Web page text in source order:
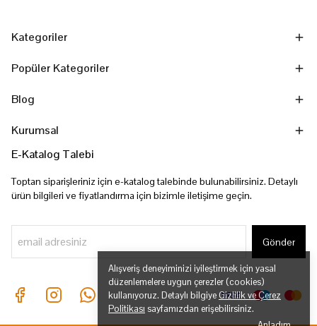
Alışveriş deneyiminizi iyileştirmek için yasal
düzenlemelere uygun çerezler (cookies)
kullanıyoruz. Detaylı bilgiye Gizlilik ve Çerez
Politikası sayfamızdan erişebilirsiniz.
Kategoriler
Popüler Kategoriler
Blog
Kurumsal
E-Katalog Talebi
Toptan siparişleriniz için e-katalog talebinde bulunabilirsiniz. Detaylı
ürün bilgileri ve fiyatlandırma için bizimle iletişime geçin.
Gönder